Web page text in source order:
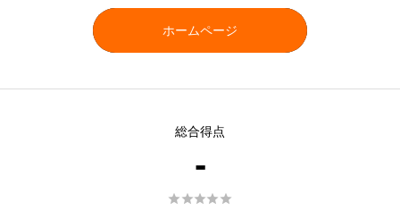
ホームページ
総合得点
-
